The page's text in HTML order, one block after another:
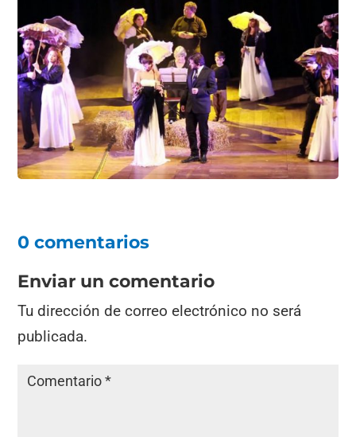
0 comentarios
Enviar un comentario
Tu dirección de correo electrónico no será
publicada.